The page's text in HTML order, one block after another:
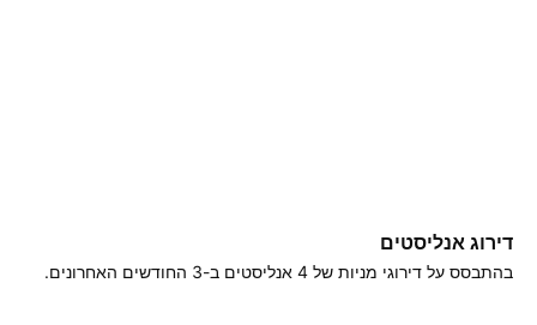
דירוג אנליסטים
בהתבסס על דירוגי מניות של ‎4‎ אנליסטים ב-3 החודשים האחרונים.